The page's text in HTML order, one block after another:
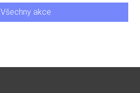
Všechny akce